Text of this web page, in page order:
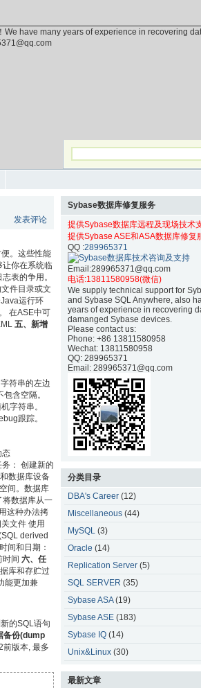
have many years of experience in recovering
发表评论
。这些性能
让你在系统临
表的争用。
件目录或文
运行环
在ASE中可
五、新增
符串的左边
含空隔。
字符串。
跟踪。
态
： 创建新的
数据库设备
间。数据库
将数据库从一
这种办法拷
文件 使用
derived
间和日期：
间 六、任
库和存贮过
能更加兼
的SQL语句
备份(dump
前版本, 最多
Sybase数据库修复服务
提供Sybase数据库远程及现场技术
提供Sybase ASE和ASA数据库修复
QQ :289965371
Email:289965371@qq.com
电话:13811580958(微信)
We supply technical support for
and Sybase SQL Anywhere, also
years of experience in recovering
damanged Sybase devices.
Please contact us:
Phone: +86 13811580958
Wechat: 13811580958
QQ: 289965371
Email: 289965371@qq.com
分类目录
DBA's Career (12)
Miscellaneous (44)
MySQL (3)
Oracle (14)
Replication Server (5)
SQL SERVER (35)
Sybase ASA(19)
Sybase ASE (183)
Sybase IQ (14)
Unix&Linux (30)
最新文章